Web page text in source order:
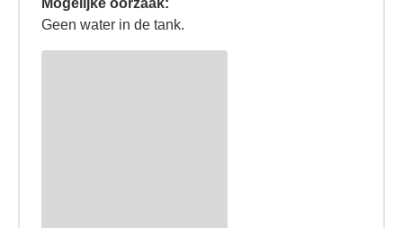
Mogelijke oorzaak:
Geen water in de tank.